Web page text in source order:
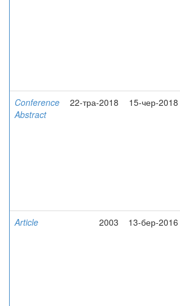
Conference
Abstract
22-тра-2018 15-чер-2018
Article 2003 13-бер-2016